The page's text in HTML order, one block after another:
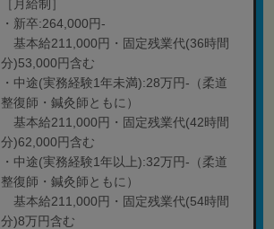
［月給制］
・新卒:264,000円-
基本給211,000円・固定残業代(36時間
分)53,000円含む
・中途(実務経験1年未満):28万円-（柔道
整復師・鍼灸師ともに）
基本給211,000円・固定残業代(42時間
分)62,000円含む
・中途(実務経験1年以上):32万円-（柔道
整復師・鍼灸師ともに）
基本給211,000円・固定残業代(54時間
分)8万円含む